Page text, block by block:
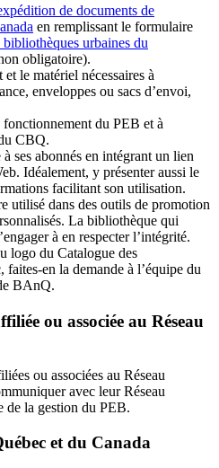
de documents de
en remplissant le formulaire
urbaines du
obligatoire).
le matériel nécessaires à
enveloppes ou sacs d’envoi,
du PEB et à
CBQ.
ses abonnés en intégrant un lien
Idéalement, y présenter aussi le
facilitant son utilisation.
utilisé dans des outils de promotion
La bibliothèque qui
à en respecter l’intégrité.
logo du Catalogue des
en la demande à l’équipe du
BAnQ.
ou associée au Réseau
ou associées au Réseau
avec leur Réseau
la gestion du PEB.
et du Canada